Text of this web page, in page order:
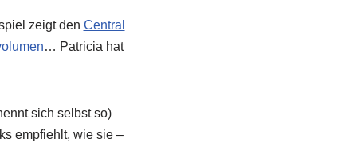
zeigt den Central
… Patricia hat
sich selbst so)
empfiehlt, wie sie –